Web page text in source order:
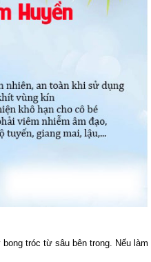
tróc từ sâu bên trong. Nếu làm